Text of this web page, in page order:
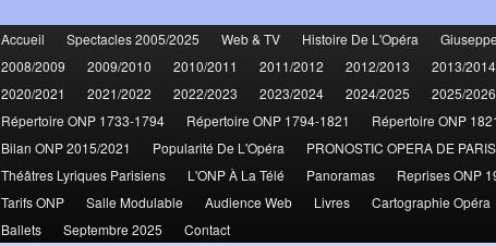
Accueil Spectacles 2005/2025 Web & TV Histoire De L'Opéra
2008/2009
2009/2010 2010/2011 2011/2012 2012/2013 2013/2014
2020/2021
2021/2022 2022/2023 2023/2024 2024/2025 2025/2026
Répertoire ONP 1733-1794
Répertoire ONP 1794-1821 Répertoire ONP
Bilan ONP 2015/2021
Popularité De L'Opéra PRONOSTIC OPERA DE PARIS
Théâtres Lyriques Parisiens
L'ONP À La Télé Panoramas Reprises ONP
Tarifs ONP
Salle Modulable Audience Web Livres Cartographie Opéra
Ballets
Septembre 2025 Contact